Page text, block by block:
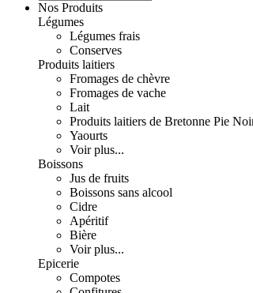
Nos Produits
Légumes
Légumes frais
Conserves
Produits laitiers
Fromages de chèvre
Fromages de vache
Lait
Produits laitiers de Bretonne Pie
Yaourts
Voir plus...
Boissons
Jus de fruits
Boissons sans alcool
Cidre
Apéritif
Bière
Voir plus...
Epicerie
Compotes